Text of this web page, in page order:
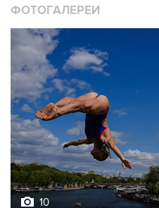
ФОТОГАЛЕРЕИ
10